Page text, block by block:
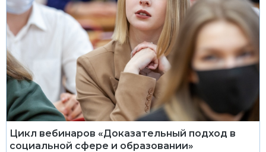
Цикл вебинаров «Доказательный подход в
социальной сфере и образовании»